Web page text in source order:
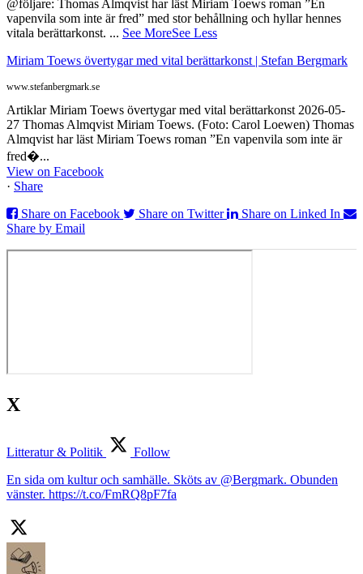
@följare: Thomas Almqvist har läst Miriam Toews roman ”En
vapenvila som inte är fred” med stor behållning och hyllar hennes
vitala berättarkonst. ... See MoreSee Less
Miriam Toews övertygar med vital berättarkonst | Stefan Bergmark
www.stefanbergmark.se
Artiklar Miriam Toews övertygar med vital berättarkonst 2026-05-
27 Thomas Almqvist Miriam Toews. (Foto: Carol Loewen) Thomas
Almqvist har läst Miriam Toews roman ”En vapenvila som inte är
fred�...
View on Facebook
· Share
Share on Facebook
Share on Twitter
Share on Linked In
Share by Email
X
Litteratur & Politik
Follow
En sida om kultur och samhälle. Sköts av @Bergmark. Obunden
vänster. https://t.co/FmRQ8pF7fa